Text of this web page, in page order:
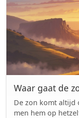
Waar gaat de
De zon komt altijd
men hem op